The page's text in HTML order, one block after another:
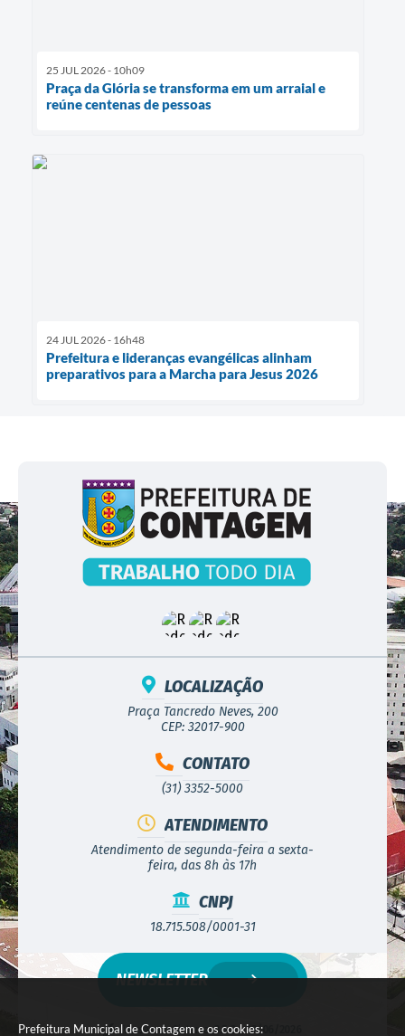
Prefeitura Municipal de Contagem e os cookies:
25 JUL 2026 - 10h09
Praça da Glória se transforma em um arraial e
reúne centenas de pessoas
24 JUL 2026 - 16h48
Prefeitura e lideranças evangélicas alinham
preparativos para a Marcha para Jesus 2026
LOCALIZAÇÃO
Praça Tancredo Neves, 200
CEP: 32017-900
CONTATO
(31) 3352-5000
ATENDIMENTO
Atendimento de segunda-feira a sexta-
feira, das 8h às 17h
CNPJ
18.715.508/0001-31
Versão do Sistema:3.5.3 - 19/06/2026
NEWSLETTER